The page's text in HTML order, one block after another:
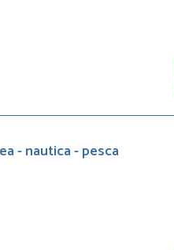
- nautica - pesca